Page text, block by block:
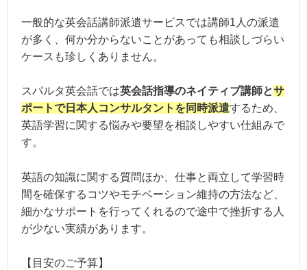
一般的な英会話講師派遣サービスでは講師1人の派遣
が多く、何か分からないことがあっても相談しづらい
ケースも珍しくありません。
スパルタ英会話では英会話指導のネイティブ講師とサ
ポートで日本人コンサルタントを同時派遣するため、
英語学習に関する悩みや要望を相談しやすい仕組みで
す。
英語の知識に関する質問ほか、仕事と両立して学習時
間を確保するコツやモチベーション維持の方法など、
細かなサポートを行ってくれるので途中で挫折する人
が少ない実績があります。
【目安のご予算】